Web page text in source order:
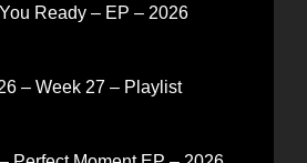
Ready – EP – 2026
– Week 27 – Playlist